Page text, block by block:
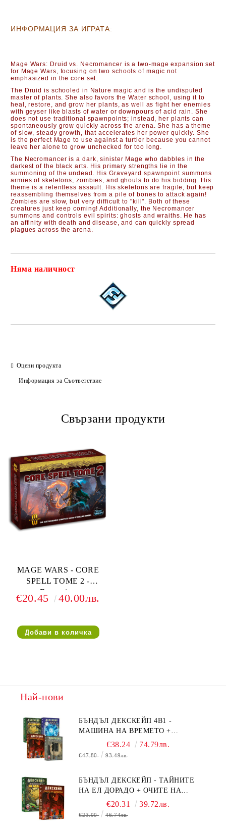
ИНФОРМАЦИЯ ЗА ИГРАТА:
Mage Wars: Druid vs. Necromancer is a two-mage expansion set
for Mage Wars, focusing on two schools of magic not
emphasized in the core set.
The Druid is schooled in Nature magic and is the undisputed
master of plants. She also favors the Water school, using it to
heal, restore, and grow her plants, as well as fight her enemies
with geyser like blasts of water or downpours of acid rain. She
does not use traditional spawnpoints; instead, her plants can
spontaneously grow quickly across the arena. She has a theme
of slow, steady growth, that accelerates her power quickly. She
is the perfect Mage to use against a turtler because you cannot
leave her alone to grow unchecked for too long.
The Necromancer is a dark, sinister Mage who dabbles in the
darkest of the black arts. His primary strengths lie in the
summoning of the undead. His Graveyard spawnpoint summons
armies of skeletons, zombies, and ghouls to do his bidding. His
theme is a relentless assault. His skeletons are fragile, but keep
reassembling themselves from a pile of bones to attack again!
Zombies are slow, but very difficult to "kill". Both of these
creatures just keep coming! Additionally, the Necromancer
summons and controls evil spirits: ghosts and wraiths. He has
an affinity with death and disease, and can quickly spread
plagues across the arena.
Няма наличност
Оцени продукта
Информация за Съответствие
Свързани продукти
MAGE WARS - CORE
SPELL TOMЕ 2 -
Expansion
€20.45 40.00лв.
Най-нови
БЪНДЪЛ ДЕКСКЕЙП 4В1 -
МАШИНА НА ВРЕМЕТО +
БЯГСТВО ОТ АЛКАТРАЗ +
ТАЙНИТЕ НА ЕЛ ДОРАДО +
€38.24 74.79лв.
€47.80 93.49лв.
БЪНДЪЛ ДЕКСКЕЙП - ТАЙНИТЕ
НА ЕЛ ДОРАДО + ОЧИТЕ НА
ДРАКОНА€20.31 39.72лв.
€23.90 46.74лв.